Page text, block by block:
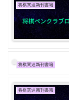
将棋関連新刊書籍
将棋関連新刊書籍
将棋関連新刊書籍